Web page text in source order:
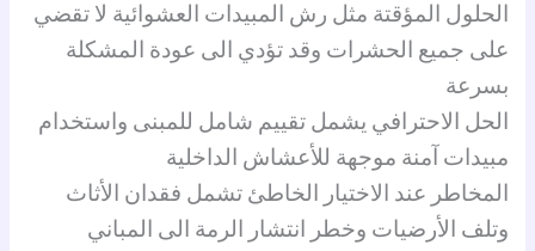
الحلول المؤقتة مثل رش المبيدات العشوائية لا تقضي
على جميع الحشرات وقد تؤدي الى عودة المشكلة
بسرعة
الحل الاحترافي يشمل تقييم شامل للمبنى واستخدام
مبيدات آمنة موجهة للأعشاش الداخلية
المخاطر عند الاختيار الخاطئ تشمل فقدان الأثاث
وتلف الأرضيات وخطر انتشار الرمة الى المباني